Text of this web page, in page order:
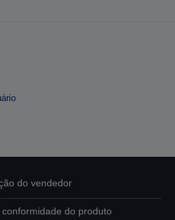
do vendedor
do produto